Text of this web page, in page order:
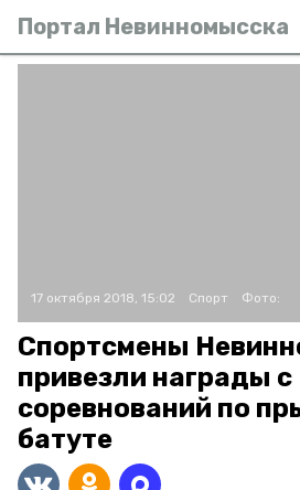
Портал Невинномысска
17 октября 2018, 15:02 Спорт Фото:
Спортсмены
привезли награды с
соревнований по
батуте